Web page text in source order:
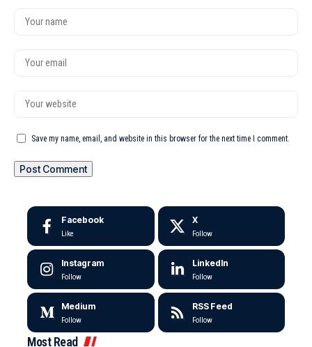
Save my name, email, and website in this browser for the next time I comment.
Facebook
Like
X
Follow
Instagram
Follow
LinkedIn
Follow
Medium
Follow
RSS Feed
Follow
Most Read